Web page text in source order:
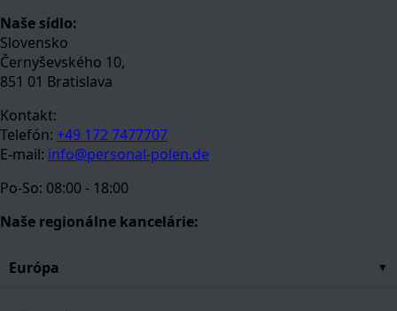
Naše sídlo:
Slovensko
Černyševského 10,
851 01 Bratislava
Kontakt:
Telefón: +49 172 7477707
E-mail: info@personal-polen.de
Po-So: 08:00 - 18:00
Naše regionálne kancelárie:
Európa